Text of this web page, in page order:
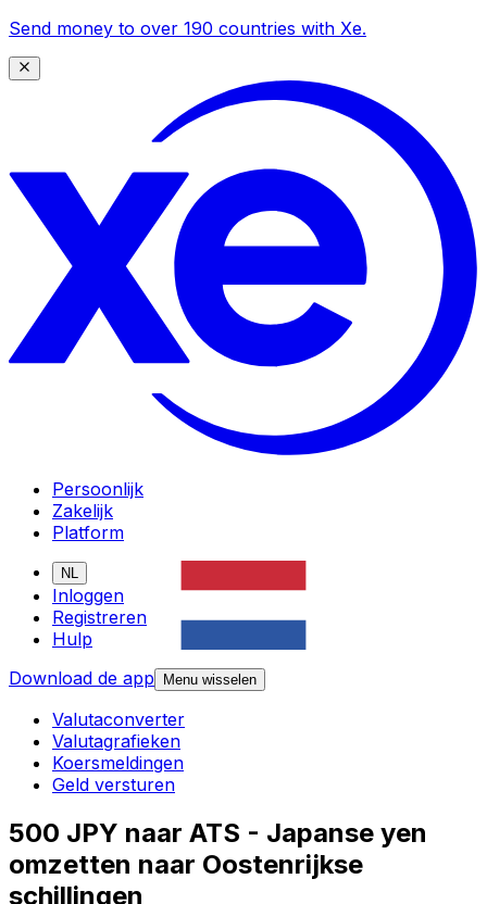
Send money to over 190 countries with Xe.
Persoonlijk
Zakelijk
Platform
NL
Inloggen
Registreren
Hulp
Download de app
Menu wisselen
Valutaconverter
Valutagrafieken
Koersmeldingen
Geld versturen
500 JPY naar ATS - Japanse yen
omzetten naar Oostenrijkse
schillingen